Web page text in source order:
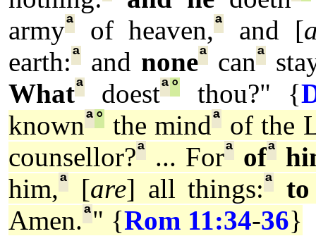
armyª of heaven,ª and [
earth:ª and noneª canª
Whatª doestª° thou?" {
knownª° the mindª of the
counsellor?ª ... Forª ofª
him,ª [are] all things:ª
Amen.ª" {Rom 11:34-36}